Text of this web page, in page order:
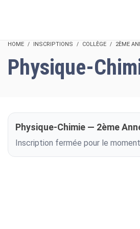
HOME INSCRIPTIONS COLLÈGE 2ÈME
Physique-
Physique-Chimie — 2ème
Inscription fermée pour le